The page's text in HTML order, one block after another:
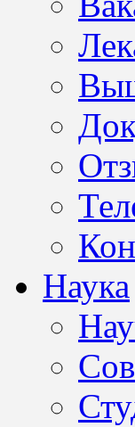
Наука